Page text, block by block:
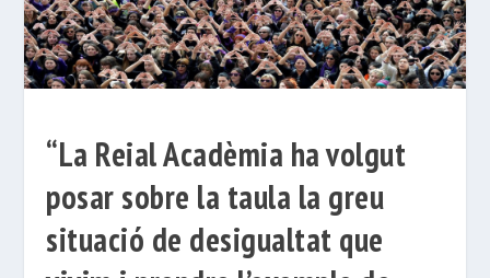
“La Reial Acadèmia ha volgut
posar sobre la taula la greu
situació de desigualtat que